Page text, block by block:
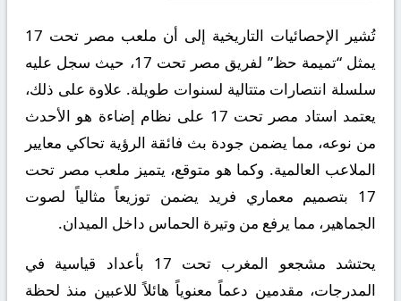
تُشير الإحصائيات التاريخية إلى أن ملعب مصر تحت 17
يمثل “تميمة حظ” لفريق مصر تحت 17، حيث سجل عليه
سلسلة انتصارات متتالية لسنوات طويلة. علاوة على ذلك،
يعتمد استاد مصر تحت 17 على نظام إضاءة هو الأحدث
من نوعه، مما يضمن جودة بث فائقة الرؤية تحاكي معايير
الملاعب العالمية. وكما هو متوقع، يتميز ملعب مصر تحت
17 بتصميم معماري فريد يضمن توزيعاً مثالياً لصوت
الجماهير، مما يرفع من وتيرة الحماس داخل الميدان.
يحتشد مشجعو المغرب تحت 17 بأعداد قياسية في
المدرجات، مقدمين دعماً معنوياً هائلاً للاعبين منذ لحظة